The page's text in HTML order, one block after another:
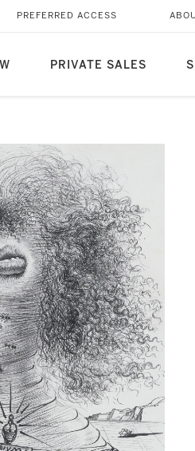
PRIVATE SALES
PREFERRED ACCESS